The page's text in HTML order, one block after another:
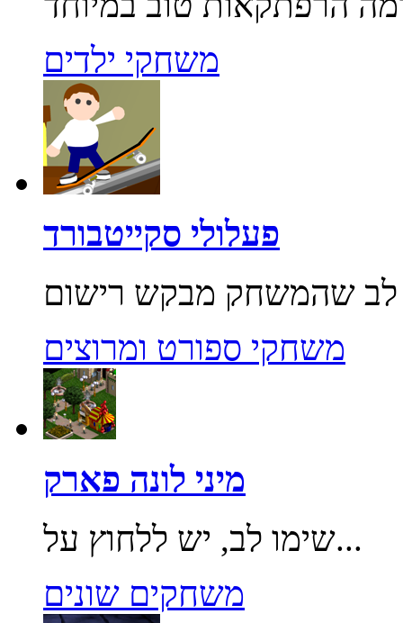
משחקי ילדים
פעלולי סקייטבורד
משחקי ספורט ומרוצים
מיני לונה פארק
שימו לב, יש ללחוץ על...
משחקים שונים